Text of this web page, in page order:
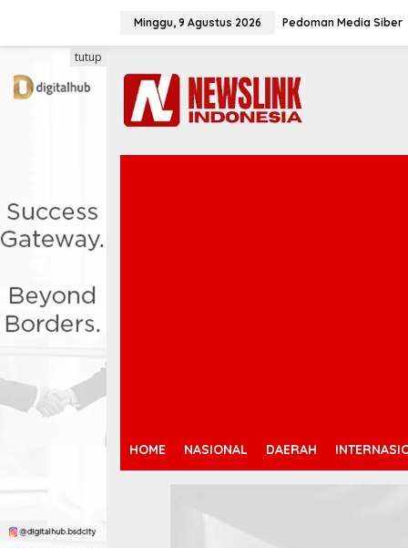
Minggu, 9 Agustus 2026 Pedoman Media Siber
HOME NASIONAL DAERAH
tutup